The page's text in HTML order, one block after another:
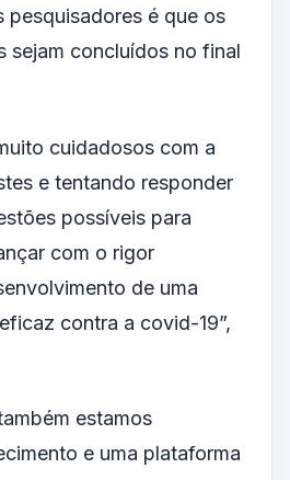
pesquisadores é que os
sejam concluídos no final
cuidadosos com a
e tentando responder
possíveis para
com o rigor
de uma
contra a covid-19”,
estamos
e uma plataforma